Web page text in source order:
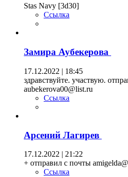
Stas Navy [3d30]
Ссылка
Замира Аубекерова
17.12.2022 | 18:45
здравствуйте. участвую.
aubekerova00@list.ru
Ссылка
Арсений Лагирев
17.12.2022 | 21:22
+ отправил с почты
Ссылка